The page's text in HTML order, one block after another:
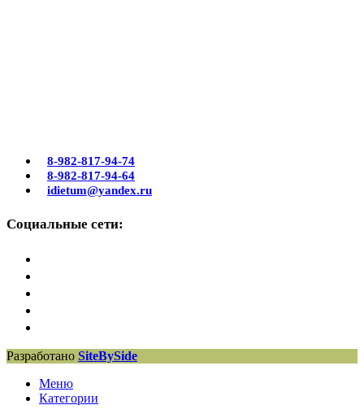
8-982-817-94-74
8-982-817-94-64
idietum@yandex.ru
Социальные сети:
Разработано SiteBySide
Меню
Категории